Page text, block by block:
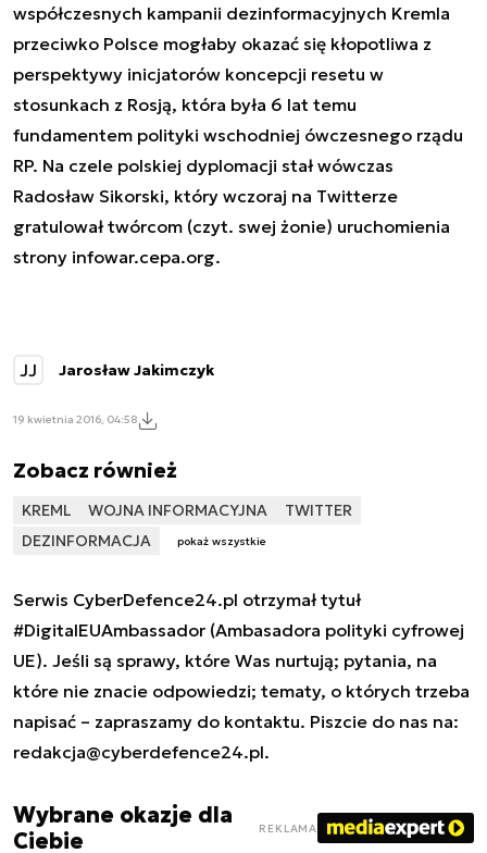
współczesnych kampanii dezinformacyjnych Kremla
przeciwko Polsce mogłaby okazać się kłopotliwa z
perspektywy inicjatorów koncepcji resetu w
stosunkach z Rosją, która była 6 lat temu
fundamentem polityki wschodniej ówczesnego rządu
RP. Na czele polskiej dyplomacji stał wówczas
Radosław Sikorski, który wczoraj na Twitterze
gratulował twórcom (czyt. swej żonie) uruchomienia
strony infowar.cepa.org.
JJ Jarosław Jakimczyk
19 kwietnia 2016, 04:58
Zobacz również
KREML WOJNA INFORMACYJNA
TWITTER
DEZINFORMACJA
pokaż wszystkie
Serwis CyberDefence24.pl otrzymał tytuł
#DigitalEUAmbassador (Ambasadora polityki cyfrowej
UE). Jeśli są sprawy, które Was nurtują; pytania, na
które nie znacie odpowiedzi; tematy, o których trzeba
napisać – zapraszamy do kontaktu. Piszcie do nas na:
redakcja@cyberdefence24.pl.
Wybrane okazje dla
Ciebie
REKLAMA